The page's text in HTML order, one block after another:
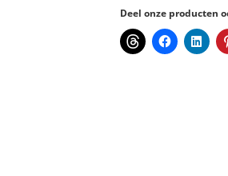
Deel onze producten